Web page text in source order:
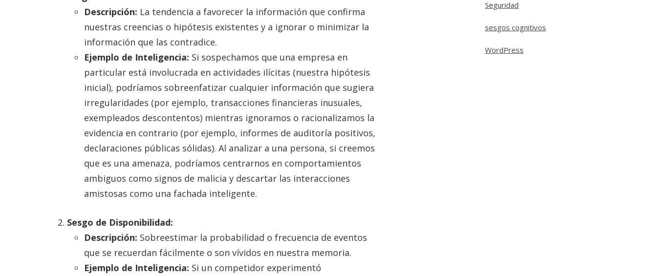
Descripción: La tendencia a favorecer la información que confirma
nuestras creencias o hipótesis existentes y a ignorar o minimizar la
información que las contradice.
Ejemplo de Inteligencia: Si sospechamos que una empresa en
particular está involucrada en actividades ilícitas (nuestra hipótesis
inicial), podríamos sobreenfatizar cualquier información que sugiera
irregularidades (por ejemplo, transacciones financieras inusuales,
exempleados descontentos) mientras ignoramos o racionalizamos la
evidencia en contrario (por ejemplo, informes de auditoría positivos,
declaraciones públicas sólidas). Al analizar a una persona, si creemos
que es una amenaza, podríamos centrarnos en comportamientos
ambiguos como signos de malicia y descartar las interacciones
amistosas como una fachada inteligente.
Sesgo de Disponibilidad:
Descripción: Sobreestimar la probabilidad o frecuencia de eventos
que se recuerdan fácilmente o son vívidos en nuestra memoria.
Ejemplo de Inteligencia: Si un competidor experimentó
Seguridad
sesgos cognitivos
WordPress